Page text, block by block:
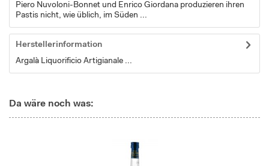
Piero Nuvoloni-Bonnet und Enrico Giordana produzieren ihren
Pastis nicht, wie üblich, im Süden ...
Herstellerinformation
Argalà Liquorificio Artigianale ...
Da wäre noch was: